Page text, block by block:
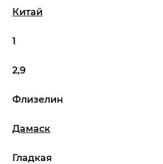
1
2,9
Дамаск
Флизелин
Китай
Гладкая